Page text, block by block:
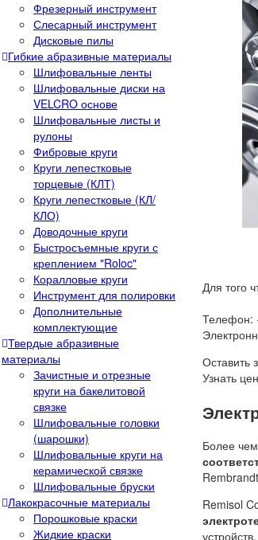
Фрезерный инструмент
Слесарный инструмент
Дисковые пилы
Гибкие абразивные материалы
Шлифовальные ленты
Шлифовальные диски на
VELCRO основе
Шлифовальные листы и
рулоны
Фибровые круги
Круги лепестковые
торцевые (КЛТ)
Круги лепестковые (КЛ/
КЛО)
Доводочные круги
Быстросъемные круги с
креплением "Roloc"
Коралловые круги
Инструмент для полировки
Дополнительные
комплектующие
Твердые абразивные
материалы
Зачистные и отрезные
круги на бакелитовой
связке
Шлифовальные головки
(шарошки)
Шлифовальные круги на
керамической связке
Шлифовальные бруски
Лакокрасочные материалы
Порошковые краски
Жидкие краски
Для того
Телефон:
Оставить
Узнать
Более
Remisol